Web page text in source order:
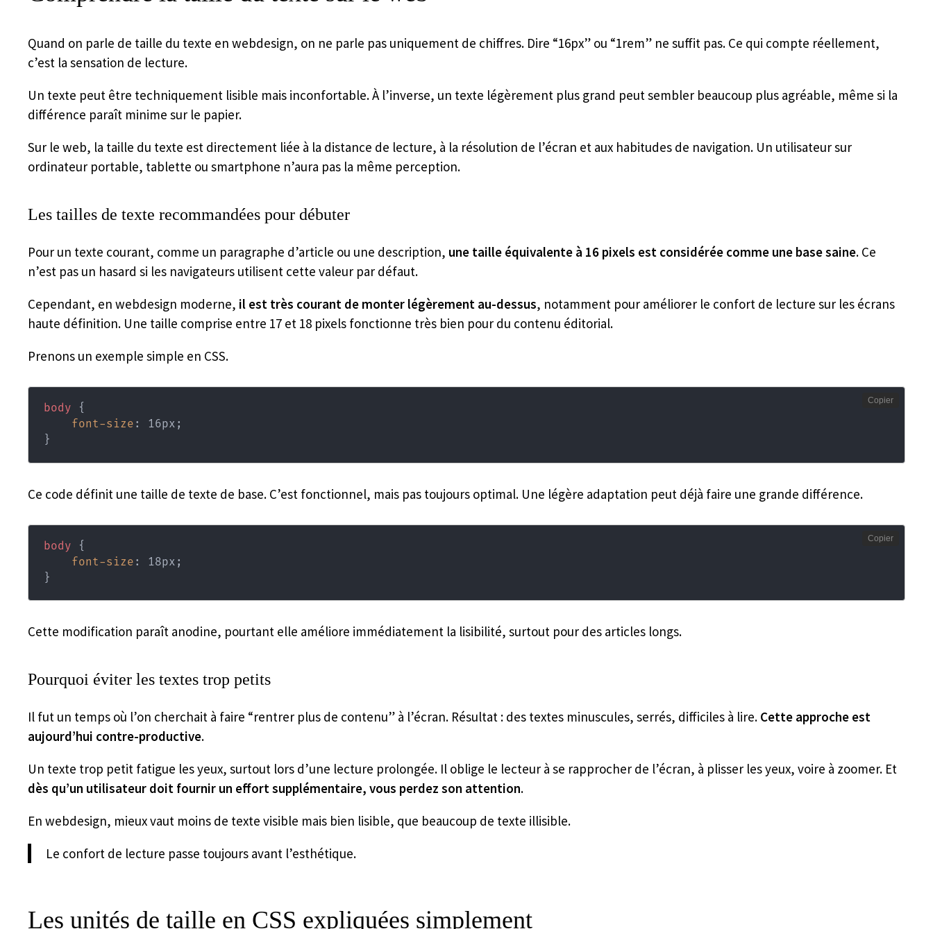
Quand on parle de taille du texte en webdesign, on ne parle pas uniquement de chiffres. Dire “16px” ou “1rem” ne suffit pas. Ce qui compte réellement,
c’est la sensation de lecture.
Un texte peut être techniquement lisible mais inconfortable. À l’inverse, un texte légèrement plus grand peut sembler beaucoup plus agréable, même si la
différence paraît minime sur le papier.
Sur le web, la taille du texte est directement liée à la distance de lecture, à la résolution de l’écran et aux habitudes de navigation. Un utilisateur sur
ordinateur portable, tablette ou smartphone n’aura pas la même perception.
Les tailles de texte recommandées pour débuter
Pour un texte courant, comme un paragraphe d’article ou une description, une taille équivalente à 16 pixels est considérée comme une base saine. Ce
n’est pas un hasard si les navigateurs utilisent cette valeur par défaut.
Cependant, en webdesign moderne, il est très courant de monter légèrement au-dessus, notamment pour améliorer le confort de lecture sur les écrans
haute définition. Une taille comprise entre 17 et 18 pixels fonctionne très bien pour du contenu éditorial.
Prenons un exemple simple en CSS.
body
{
font-size : 16px ;
}
Copier
Ce code définit une taille de texte de base. C’est fonctionnel, mais pas toujours optimal. Une légère adaptation peut déjà faire une grande différence.
body
{
font-size : 18px ;
}
Copier
Cette modification paraît anodine, pourtant elle améliore immédiatement la lisibilité, surtout pour des articles longs.
Pourquoi éviter les textes trop petits
Il fut un temps où l’on cherchait à faire “rentrer plus de contenu” à l’écran. Résultat : des textes minuscules, serrés, difficiles à lire. Cette approche est
aujourd’hui contre-productive.
Un texte trop petit fatigue les yeux, surtout lors d’une lecture prolongée. Il oblige le lecteur à se rapprocher de l’écran, à plisser les yeux, voire à zoomer. Et
dès qu’un utilisateur doit fournir un effort supplémentaire, vous perdez son attention.
En webdesign, mieux vaut moins de texte visible mais bien lisible, que beaucoup de texte illisible.
Le confort de lecture passe toujours avant l’esthétique.
Les unités de taille en CSS expliquées simplement